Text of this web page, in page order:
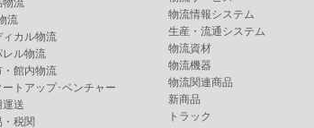
流
ィカル物流
レル物流
・館内物流
ートアップ･ベンチャー
送
・税関
物流情報システム
生産・流通システム
物流資材
物流機器
物流関連商品
新商品
トラック